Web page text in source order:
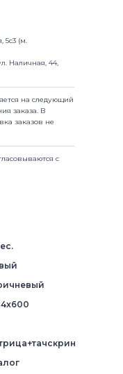
5с3 (м.
Наличная, 44,
на следующий
заказа. В
заказов не
с